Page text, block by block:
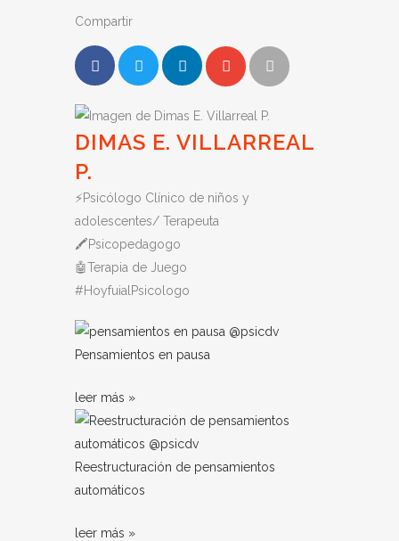
Compartir
DIMAS E. VILLARREAL
P.
⚡️Psicólogo Clínico de niños y
adolescentes/ Terapeuta
🖍Psicopedagogo
🤖Terapia de Juego
#HoyfuialPsicologo
Pensamientos en pausa
leer más »
Reestructuración de pensamientos
automáticos
leer más »